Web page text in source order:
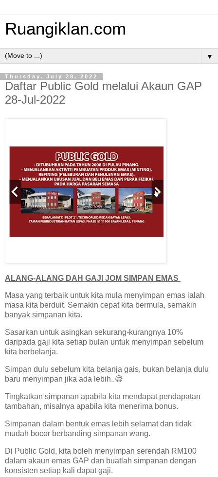
Ruangiklan.com
▼
Thursday, July 28, 2022
Daftar Public Gold melalui Akaun GAP
28-Jul-2022
ALANG-ALANG DAH GAJI JOM SIMPAN EMAS
Masa yang terbaik untuk kita mula menyimpan emas ialah
masa kita berduit. Semakin cepat kita bermula, semakin
banyak simpanan kita.
Sasarkan untuk asingkan sekurang-kurangnya 10%
daripada gaji kita setiap bulan untuk menyimpan sebelum
kita berbelanja.
Simpan dulu sebelum kita belanja gais, bukan belanja dulu
baru menyimpan jika ada lebih..😅
Tingkatkan simpanan apabila kita mendapat pendapatan
tambahan, misalnya apabila kita menerima bonus.
Simpanan dalam bentuk emas lebih selamat dan tidak
mudah bocor berbanding simpanan wang.
Di Public Gold, kita boleh menyimpan serendah RM100
dalam akaun emas GAP dan buatlah simpanan dengan
konsisten setiap kali dapat gaji.